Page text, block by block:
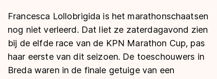
Langebaan
Shorttrack
Inlineskaten
Uitslagen
Langebaan
Shorttrack
Marathon
Tijden & historie
Ranglijsten Langebaan
Francesca Lollobrigida is het marathonschaatsen
nog niet verleerd. Dat liet ze zaterdagavond zien
bij de elfde race van de KPN Marathon Cup, pas
haar eerste van dit seizoen. De toeschouwers in
Breda waren in de finale getuige van een